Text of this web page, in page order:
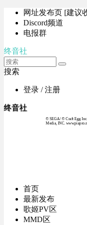
网址发布页 [建议
Discord频道
电报群
终音社
搜索
登录 / 注册
终音社
© SEGA / © Craft Egg
Media, INC.
首页
最新发布
歌姬PV区
MMD区